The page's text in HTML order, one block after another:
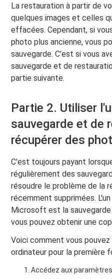
La restauration à partir de
quelques images et celles
effacées. Cependant, si
photo plus ancienne, vous
sauvegarde. C'est si vous
sauvegarde et de
partie suivante.
Partie 2. Utiliser
sauvegarde et de
récupérer des
C'est toujours payant
régulièrement des
résoudre le problème de la
récemment supprimées.
Microsoft est la
vous pouvez obtenir une
Voici comment vous
ordinateur pour la première
Accédez aux